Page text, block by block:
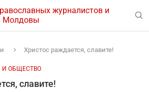
журналистов и
Молдовы
Христос раждается, славите!
И ОБЩЕСТВО
славите!